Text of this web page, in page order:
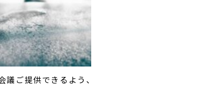
ご提供できるよう、